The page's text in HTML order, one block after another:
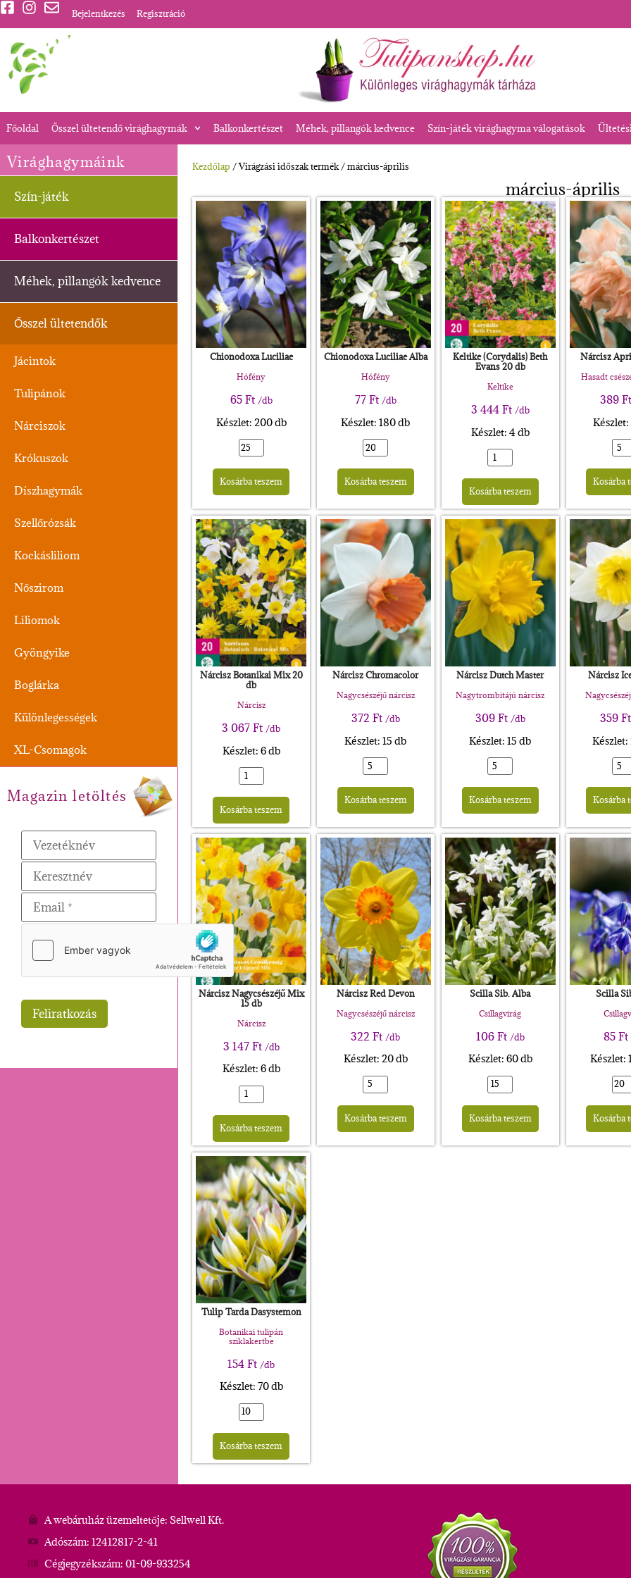
Bejelentkezés Regisztráció
Főoldal Ősszel ültetendő virághagymák Balkonkertészet Méhek, pillangók kedvence Szín-játék virághagyma válogatások
Virághagymáink
Szín-játék
Balkonkertészet
Méhek, pillangók kedvence
Ősszel ültetendők
Jácintok
Tulipánok
Nárciszok
Krókuszok
Díszhagymák
Szellőrózsák
Kockásliliom
Nőszirom
Liliomok
Gyöngyike
Boglárka
Különlegességek
XL-Csomagok
Magazin letöltés
Kezdőlap / Virágzási időszak termék / március-április
március-április
Chionodoxa Luciliae
Hófény
65Ft /db
Készlet: 200 db
Kosárba teszem
Alternative:
Chionodoxa Luciliae Alba
Hófény
77Ft /db
Készlet: 180 db
Kosárba teszem
Alternative:
Keltike (Corydalis) Beth
Evans 20 db
Keltike
3 444Ft /db
Készlet: 4 db
Kosárba teszem
Alternative:
Nárcisz
Hasadt
389Ft
Készlet:
Kosárba
Nárcisz Botanikai Mix 20
db
Nárcisz
3 067Ft /db
Készlet: 6 db
Kosárba teszem
Alternative:
Nárcisz Chromacolor
Nagycsészéjű nárcisz
372 Ft /db
Készlet: 15 db
Kosárba teszem
Alternative:
Nárcisz Dutch Master
Nagytrombitájú nárcisz
309Ft /db
Készlet: 15 db
Kosárba teszem
Alternative:
Nárcisz
359Ft
Kosárba
Nárcisz Nagycsészéjű Mix
15 db
Nárcisz
3 147Ft /db
Készlet: 6 db
Kosárba teszem
Alternative:
Nárcisz Red Devon
Nagycsészéjű nárcisz
322Ft /db
Készlet: 20 db
Kosárba teszem
Alternative:
Scilla Sib. Alba
Csillagvirág
106Ft /db
Készlet: 60 db
Kosárba teszem
Alternative:
Scilla
85Ft
Készlet:
Kosárba
Tulip Tarda Dasystemon
Botanikai tulipán
sziklakertbe
154Ft /db
Készlet: 70 db
Kosárba teszem
A webáruház üzemeltetője: Sellwell Kft.
Adószám: 12412817-2-41
Cégjegyzékszám: 01-09-933254